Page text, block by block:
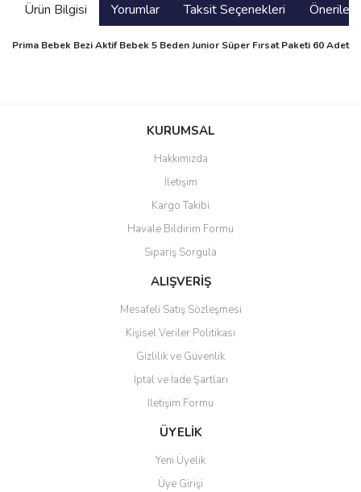
Ürün Bilgisi Yorumlar Taksit Seçenekleri
Prima Bebek Bezi Aktif Bebek 5 Beden Junior Süper Fırsat Paketi 60 Adet
Bu ürüne ilk yorumu siz yapın!
Yorum Yaz
Ürün resmi kalitesiz, bozuk veya görüntülenemiyor.
Ürün açıklamasında eksik bilgiler bulunuyor.
Ürün bilgilerinde hatalar bulunuyor.
Ürün fiyatı diğer sitelerden daha pahalı.
Bu ürüne benzer farklı alternatifler olmalı.
Gönder
KURUMSAL
Hakkımızda
İletişim
Kargo Takibi
Havale Bildirim Formu
Sipariş Sorgula
ALIŞVERİŞ
Mesafeli Satış Sözleşmesi
Kişisel Veriler Politikası
Gizlilik ve Güvenlik
İptal ve İade Şartları
İletişim Formu
ÜYELİK
Yeni Üyelik
Üye Girişi